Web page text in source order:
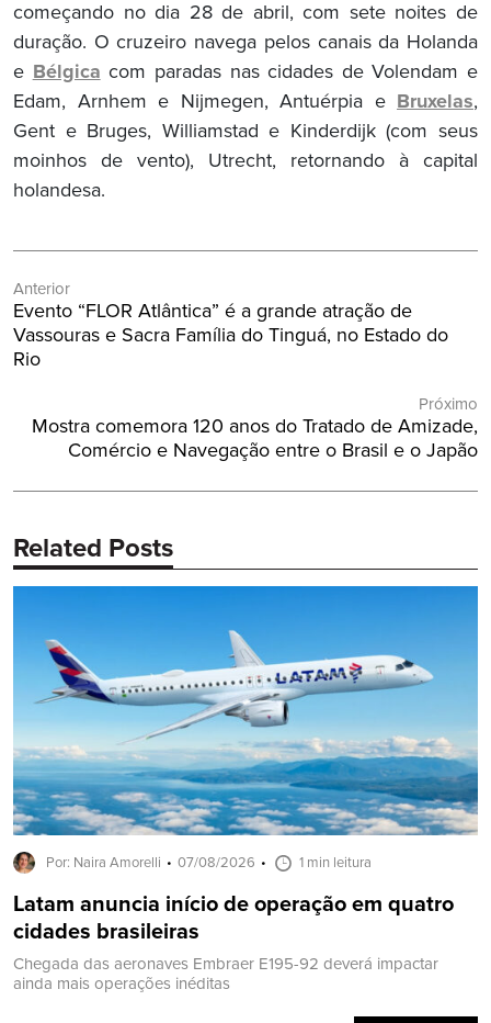
começando no dia 28 de abril, com sete noites de
duração. O cruzeiro navega pelos canais da Holanda
e Bélgica com paradas nas cidades de Volendam e
Edam, Arnhem e Nijmegen, Antuérpia e Bruxelas,
Gent e Bruges, Williamstad e Kinderdijk (com seus
moinhos de vento), Utrecht, retornando à capital
holandesa.
de
Post
Anterior
Post
Anterior:
Evento “FLOR Atlântica” é a grande atração de
Vassouras e Sacra Família do Tinguá, no Estado do
Rio
Próximo
Próximo
Post:
Mostra comemora 120 anos do Tratado de Amizade,
Comércio e Navegação entre o Brasil e o Japão
Related Posts
Por: Naira Amorelli 07/08/2026 1 min leitura
Latam anuncia início de operação em quatro
cidades brasileiras
Chegada das aeronaves Embraer E195-92 deverá impactar
ainda mais operações inéditas